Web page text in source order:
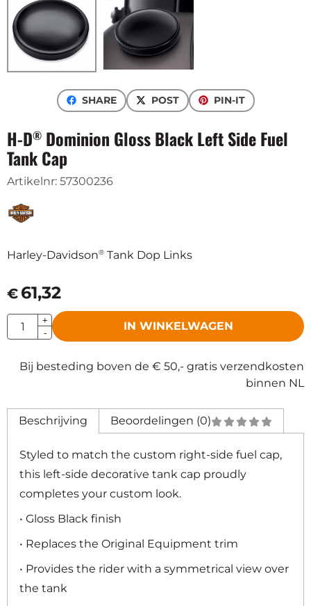
SHARE POST PIN-IT
H-D® Dominion Gloss Black Left Side Fuel
Tank Cap
Artikelnr: 57300236
Harley-Davidson® Tank Dop Links
€ 61,32
Aantal
+
-
IN WINKELWAGEN
Bij besteding boven de € 50,- gratis verzendkosten
binnen NL
Beschrijving Beoordelingen (0)
Styled to match the custom right-side fuel cap,
this left-side decorative tank cap proudly
completes your custom look.
• Gloss Black finish
• Replaces the Original Equipment trim
• Provides the rider with a symmetrical view over
the tank